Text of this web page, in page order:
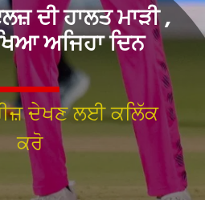
ਦੇਖਣ ਲਈ ਕਲਿੱਕ
ਕਰੋ
ਦੀ ਹਾਲਤ ਮਾੜੀ ,
ਅਜਿਹਾ ਦਿਨ